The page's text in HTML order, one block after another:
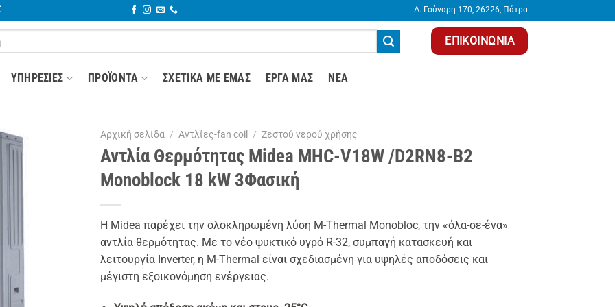
Δ. Γούναρη 170, 26226, Πάτρα
ΕΠΙΚΟΙΝΩΝΊΑ
YΠΗΡΕΣΊΕΣ ΠΡΟΪΌΝΤΑ ΣΧΕΤΙΚΆ ΜΕ ΕΜΆΣ ΈΡΓΑ ΜΑΣ ΝΈΑ
Αρχική σελίδα / Αντλίες-fan coil / Ζεστού νερού χρήσης
Αντλία Θερμότητας Midea MHC-V18W /D2RN8-B2
Monoblock 18 kW 3Φασική
Η Midea παρέχει την ολοκληρωμένη λύση M-Thermal Monobloc, την «όλα-σε-ένα»
αντλία θερμότητας. Με το νέο ψυκτικό υγρό R-32, συμπαγή κατασκευή και
λειτουργία Inverter, η M-Thermal είναι σχεδιασμένη για υψηλές αποδόσεις και
μέγιστη εξοικονόμηση ενέργειας.